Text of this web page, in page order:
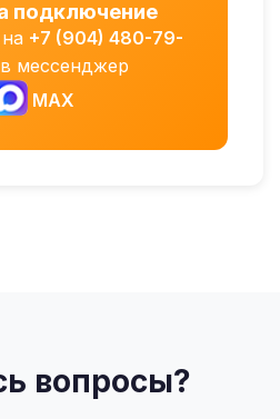
подключение
+7 (904) 480-79-
мессенджер
MAX
вопросы?